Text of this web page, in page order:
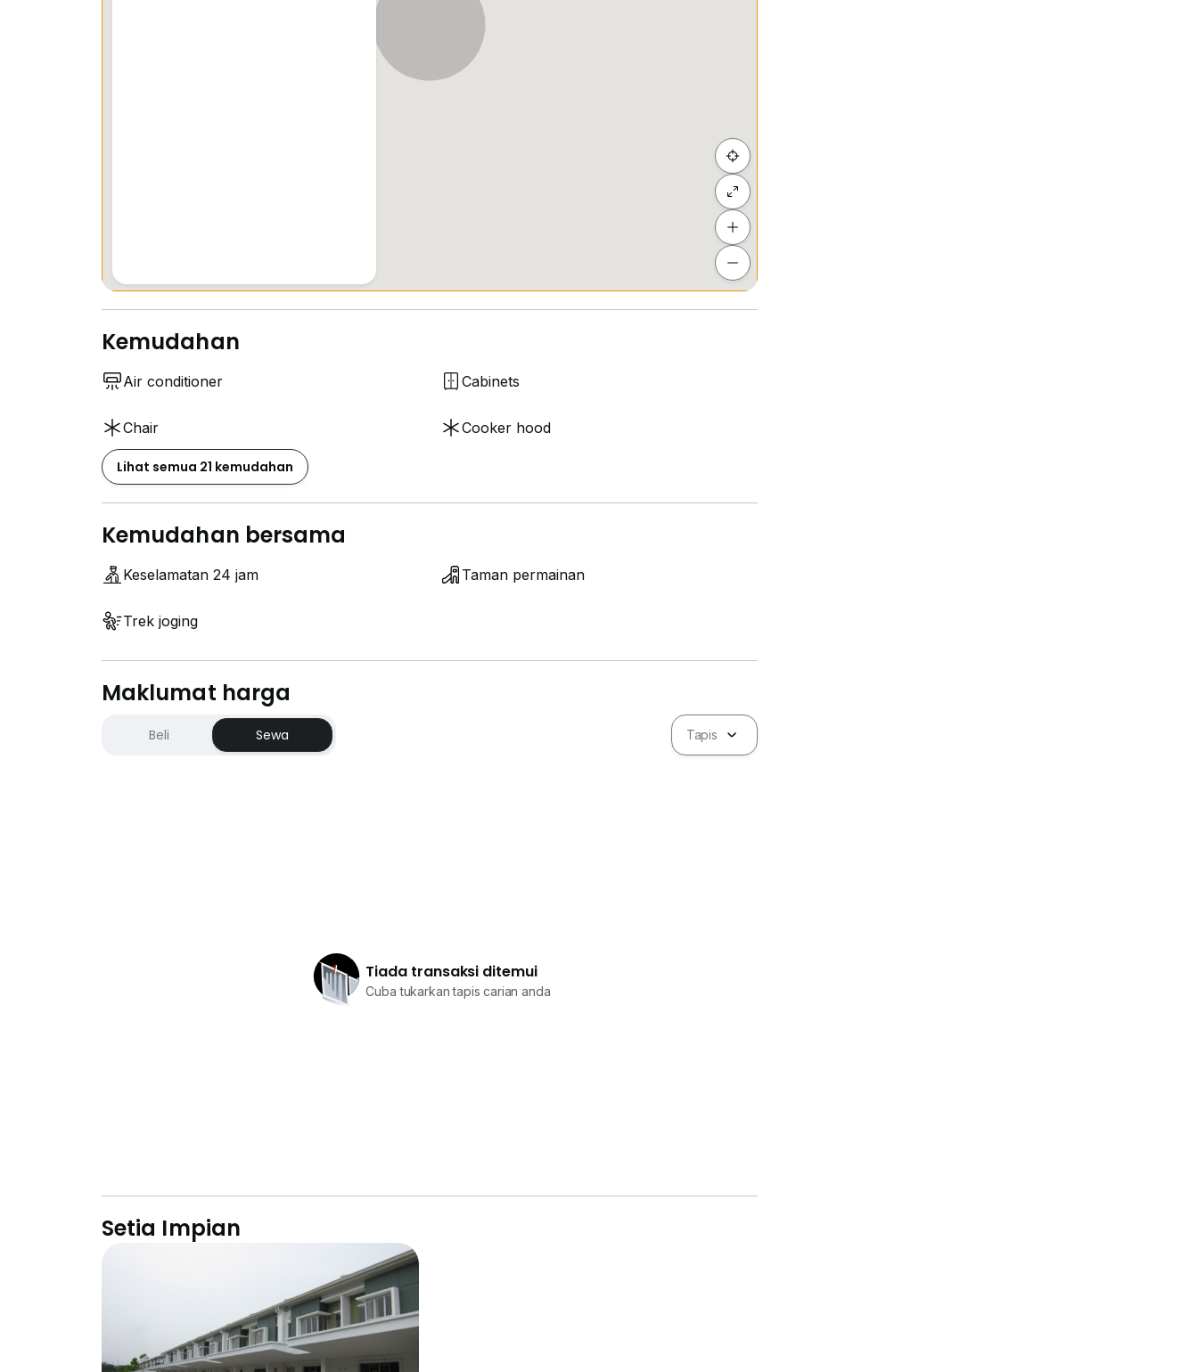
Kemudahan
Air conditioner Cabinets
Chair Cooker hood
Lihat semua 21 kemudahan
Kemudahan bersama
Keselamatan 24 jam Taman permainan
Trek joging
Maklumat harga
Beli Sewa Tapis
Tiada transaksi ditemui
Cuba tukarkan tapis carian anda
Setia Impian